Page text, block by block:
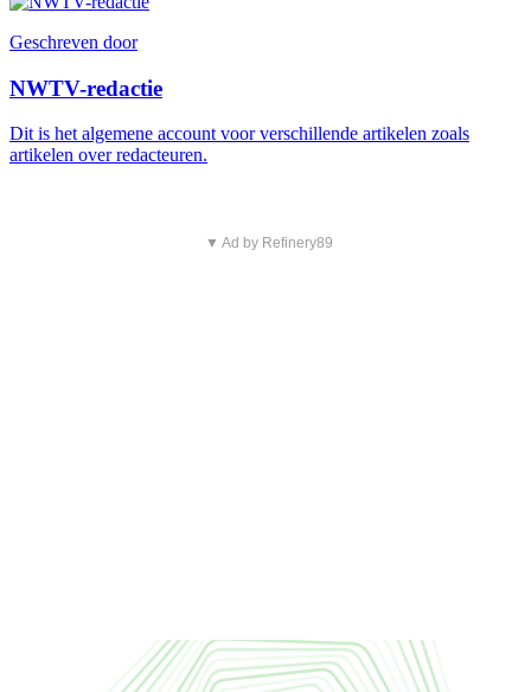
Geschreven door
NWTV-redactie
Dit is het algemene account voor verschillende artikelen zoals
artikelen over redacteuren.
▼ Ad by Refinery89